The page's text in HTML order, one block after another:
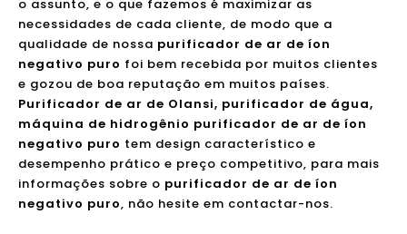
o assunto, e o que fazemos é maximizar as
necessidades de cada cliente, de modo que a
qualidade de nossa purificador de ar de íon
negativo puro foi bem recebida por muitos clientes
e gozou de boa reputação em muitos países.
Purificador de ar de Olansi, purificador de água,
máquina de hidrogênio purificador de ar de íon
negativo puro tem design característico e
desempenho prático e preço competitivo, para mais
informações sobre o purificador de ar de íon
negativo puro, não hesite em contactar-nos.